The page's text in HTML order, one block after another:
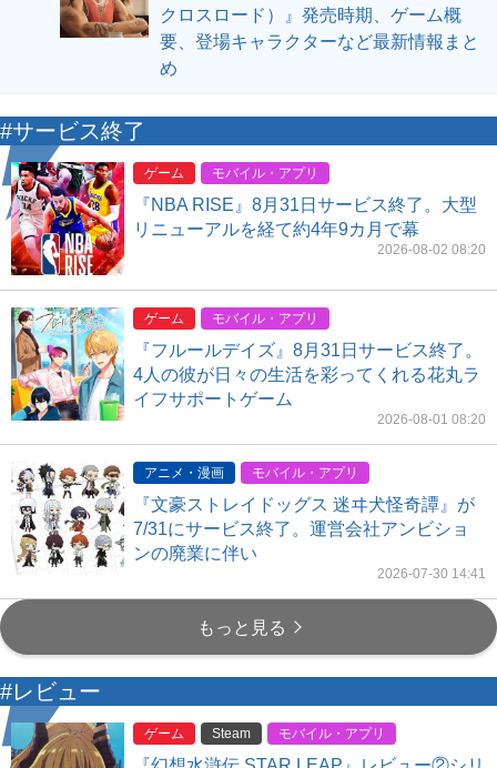
クロスロード）』発売時期、ゲーム概
要、登場キャラクターなど最新情報まと
め
#サービス終了
ゲーム モバイル・アプリ
『NBA RISE』8月31日サービス終了。大型
リニューアルを経て約4年9カ月で幕
2026-08-02 08:20
ゲーム モバイル・アプリ
『フルールデイズ』8月31日サービス終了。
4人の彼が日々の生活を彩ってくれる花丸ラ
イフサポートゲーム
2026-08-01 08:20
アニメ・漫画 モバイル・アプリ
『文豪ストレイドッグス 迷ヰ犬怪奇譚』が
7/31にサービス終了。運営会社アンビショ
ンの廃業に伴い
2026-07-30 14:41
もっと見る
#レビュー
ゲーム Steam モバイル・アプリ